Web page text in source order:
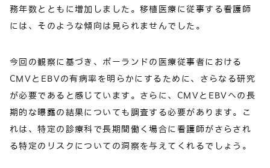
務年数とともに増加しました。移植医療に従事する看護師
には、そのような傾向は見られませんでした。
今回の観察に基づき、ポーランドの医療従事者における
CMVとEBVの有病率を明らかにするために、さらなる研究
が必要であると感じています。さらに、CMVとEBVへの長
期的な曝露の結果についても調査する必要があります。こ
れは、特定の診療科で長期間働く場合に看護師がさらされ
る特定のリスクについての洞察を与えてくれるでしょう。